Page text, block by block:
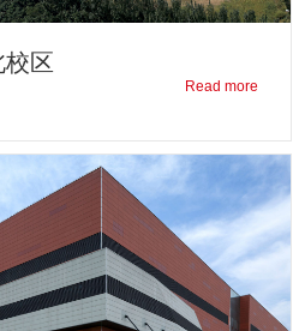
校区
Read more